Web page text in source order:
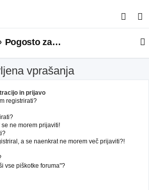
s
a
Pogosto zastavljena vprašanja
vprašanja
in prijavo
registrirati?
ne morem prijaviti!
a se naenkrat ne morem več prijaviti?!
vse piškotke foruma"?